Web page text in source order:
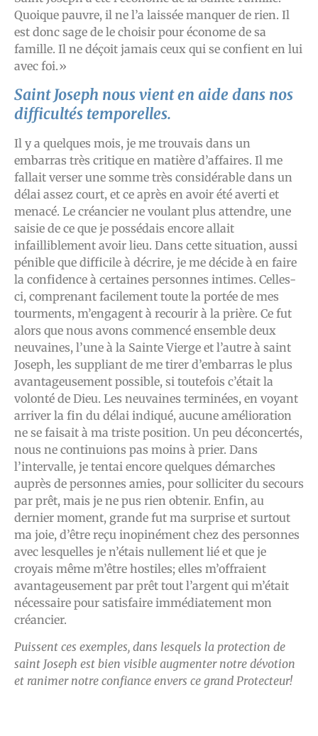
Quoique pauvre, il ne l’a laissée manquer de rien. Il
est donc sage de le choisir pour économe de sa
famille. Il ne déçoit jamais ceux qui se confient en lui
avec foi.»
Saint Joseph nous vient en aide dans nos
difficultés temporelles.
Il y a quelques mois, je me trouvais dans un
embarras très critique en matière d’affaires. Il me
fallait verser une somme très considérable dans un
délai assez court, et ce après en avoir été averti et
menacé. Le créancier ne voulant plus attendre, une
saisie de ce que je possédais encore allait
infailliblement avoir lieu. Dans cette situation, aussi
pénible que difficile à décrire, je me décide à en faire
la confidence à certaines personnes intimes. Celles-
ci, comprenant facilement toute la portée de mes
tourments, m’engagent à recourir à la prière. Ce fut
alors que nous avons commencé ensemble deux
neuvaines, l’une à la Sainte Vierge et l’autre à saint
Joseph, les suppliant de me tirer d’embarras le plus
avantageusement possible, si toutefois c’était la
volonté de Dieu. Les neuvaines terminées, en voyant
arriver la fin du délai indiqué, aucune amélioration
ne se faisait à ma triste position. Un peu déconcertés,
nous ne continuions pas moins à prier. Dans
l’intervalle, je tentai encore quelques démarches
auprès de personnes amies, pour solliciter du secours
par prêt, mais je ne pus rien obtenir. Enfin, au
dernier moment, grande fut ma surprise et surtout
ma joie, d’être reçu inopinément chez des personnes
avec lesquelles je n’étais nullement lié et que je
croyais même m’être hostiles; elles m’offraient
avantageusement par prêt tout l’argent qui m’était
nécessaire pour satisfaire immédiatement mon
créancier.
Puissent ces exemples, dans lesquels la protection de
saint Joseph est bien visible augmenter notre dévotion
et ranimer notre confiance envers ce grand Protecteur!